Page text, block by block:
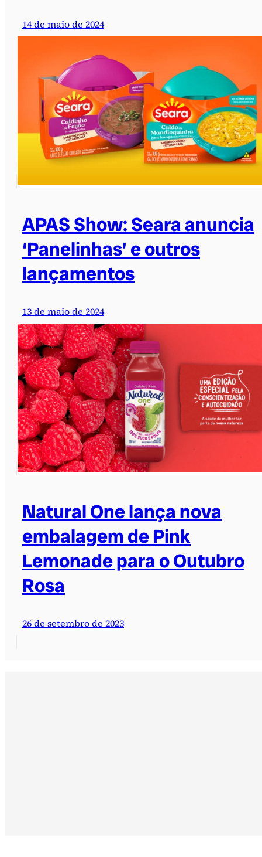
14 de maio de 2024
APAS Show: Seara anuncia
‘Panelinhas’ e outros
lançamentos
13 de maio de 2024
Natural One lança nova
embalagem de Pink
Lemonade para o Outubro
Rosa
26 de setembro de 2023